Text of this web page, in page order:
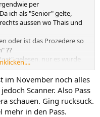
per
ich als "Senior" gelte,
aussen wo Thais und
oder ist das Prozedere so
??
gelesen, nur es wurde
im November noch alles
Scanner. Also Pass
schauen. Ging rucksuck.
mehr in den Pass.